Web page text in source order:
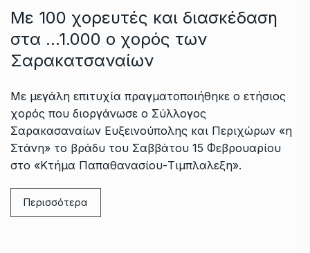
Με 100 χορευτές και διασκέδαση
στα …1.000 ο χορός των
Σαρακατσαναίων
Με μεγάλη επιτυχία πραγματοποιήθηκε ο ετήσιος
χορός που διοργάνωσε ο Σύλλογος
Σαρακασαναίων Ευξεινούπολης και Περιχώρων «η
Στάνη» το βράδυ του Σαββάτου 15 Φεβρουαρίου
στο «Κτήμα Παπαθανασίου-Τιμπλαλεξη».
Περισσότερα